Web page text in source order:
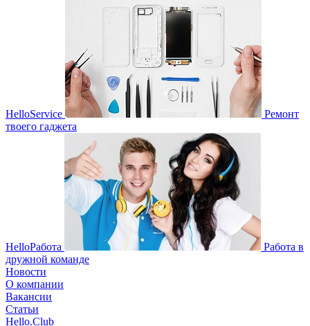
HelloService
Ремонт
твоего гаджета
HelloРабота
Работа в
дружной команде
Новости
О компании
Вакансии
Статьи
Hello.Club